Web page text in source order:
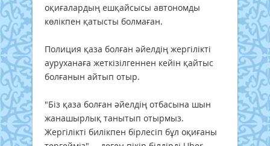
оқиғалардың ешқайсысы автономды
көлікпен қатысты болмаған.
Полиция қаза болған әйелдің жергілікті
ауруханаға жеткізілгеннен кейін қайтыс
болғанын айтып отыр.
"Біз қаза болған әйелдің отбасына шын
жанашырлық танытып отырмыз.
Жергілікті билікпен бірлесіп бұл оқиғаны